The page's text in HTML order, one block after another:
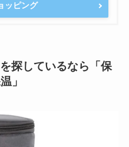
ッピング
探しているなら「保
」